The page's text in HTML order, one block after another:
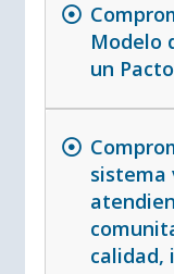
Modelo
un
sistema
calidad,